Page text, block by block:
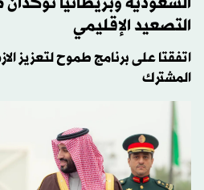
التصعيد الإقليمي
اتفقتا على برنامج طموح لتعزيز
المشترك